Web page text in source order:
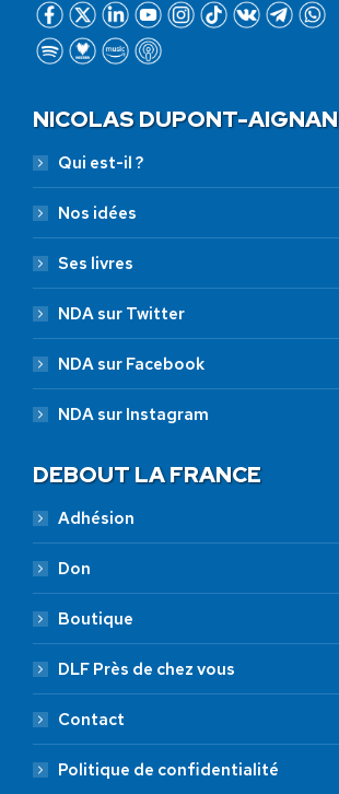
NICOLAS DUPONT-AIGNAN
Qui est-il ?
Nos idées
Ses livres
NDA sur Twitter
NDA sur Facebook
NDA sur Instagram
DEBOUT LA FRANCE
Adhésion
Don
Boutique
DLF Près de chez vous
Contact
Politique de confidentialité